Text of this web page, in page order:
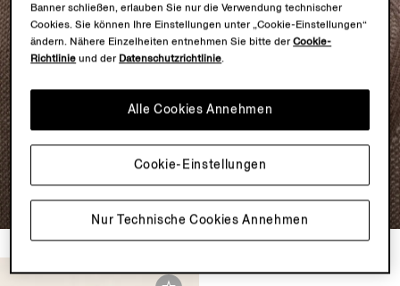
ÜBERRAGENDE WEICHHEIT
MODERNE STRICKWAREN
Entdecken
Banner schließen, erlauben Sie nur die Verwendung technischer
Cookies. Sie können Ihre Einstellungen unter „Cookie-Einstellungen“
ändern. Nähere Einzelheiten entnehmen Sie bitte derCookie-
Richtlinie und der Datenschutzrichtlinie.
Nur Technische Cookies Annehmen
Alle Cookies Annehmen
Cookie-Einstellungen